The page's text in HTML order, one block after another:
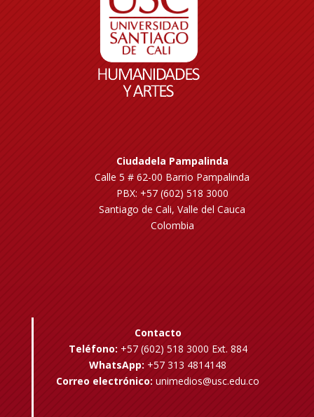
Ciudadela Pampalinda
Calle 5 # 62-00 Barrio Pampalinda
PBX: +57 (602) 518 3000
Santiago de Cali, Valle del Cauca
Colombia
Contacto
Teléfono: +57 (602) 518 3000 Ext. 884
WhatsApp: +57 313 4814148
Correo electrónico: unimedios@usc.edu.co